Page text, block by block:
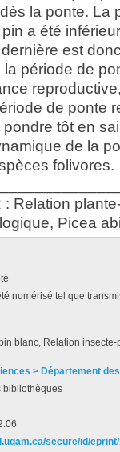
la ponte. La
a été
est
période de
de ponte
tôt en
de la
folivores.
: Relation
Picea
numérisé tel que
blanc, Relation
> Département
bibliothèques
secure/id/